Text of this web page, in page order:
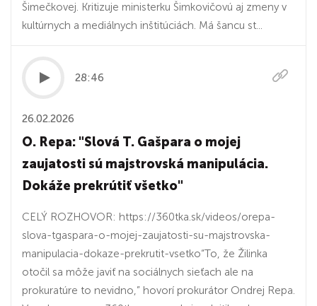
Šimečkovej. Kritizuje ministerku Šimkovičovú aj zmeny v
kultúrnych a mediálnych inštitúciách. Má šancu st...
28:46
26.02.2026
O. Repa: "Slová T. Gašpara o mojej
zaujatosti sú majstrovská manipulácia.
Dokáže prekrútiť všetko"
CELÝ ROZHOVOR: https://360tka.sk/videos/orepa-
slova-tgaspara-o-mojej-zaujatosti-su-majstrovska-
manipulacia-dokaze-prekrutit-vsetko“To, že Žilinka
otočil sa môže javiť na sociálnych sieťach ale na
prokuratúre to nevidno,” hovorí prokurátor Ondrej Repa.